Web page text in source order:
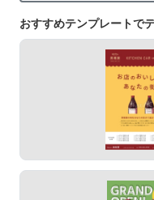
おすすめテンプレートで